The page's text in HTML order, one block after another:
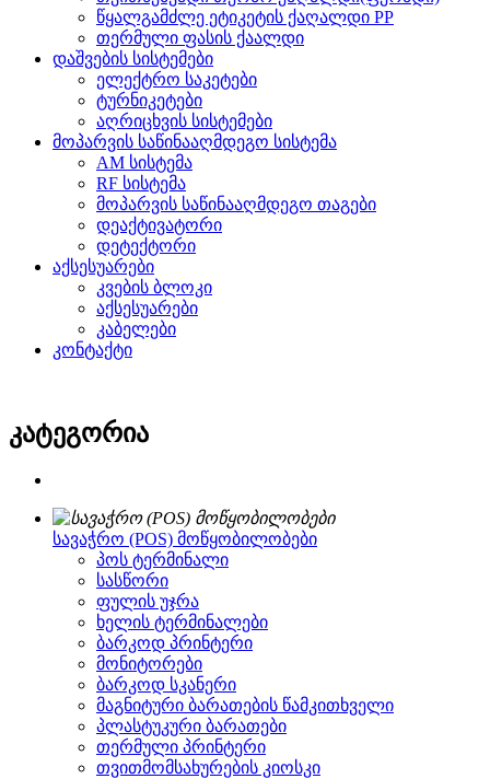
წყალგამძლე ეტიკეტის ქაღალდი PP
თერმული ფასის ქაალდი
დაშვების სისტემები
ელექტრო საკეტები
ტურნიკეტები
აღრიცხვის სისტემები
მოპარვის საწინააღმდეგო სისტემა
AM სისტემა
RF სისტემა
მოპარვის საწინააღმდეგო თაგები
დეაქტივატორი
დეტექტორი
აქსესუარები
კვების ბლოკი
აქსესუარები
კაბელები
კონტაქტი
კატეგორია
სავაჭრო (POS) მოწყობილობები
პოს ტერმინალი
სასწორი
ფულის უჯრა
ხელის ტერმინალები
ბარკოდ პრინტერი
მონიტორები
ბარკოდ სკანერი
მაგნიტური ბარათების წამკითხველი
პლასტუკური ბარათები
თერმული პრინტერი
თვითმომსახურების კიოსკი